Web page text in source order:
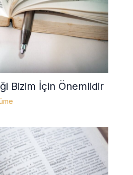
Bizim İçin Önemlidir